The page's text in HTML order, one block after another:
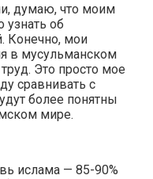
думаю, что моим
узнать об
Конечно, мои
в мусульманском
Это просто мое
сравнивать с
более понятны
мире.
ислама — 85-90%